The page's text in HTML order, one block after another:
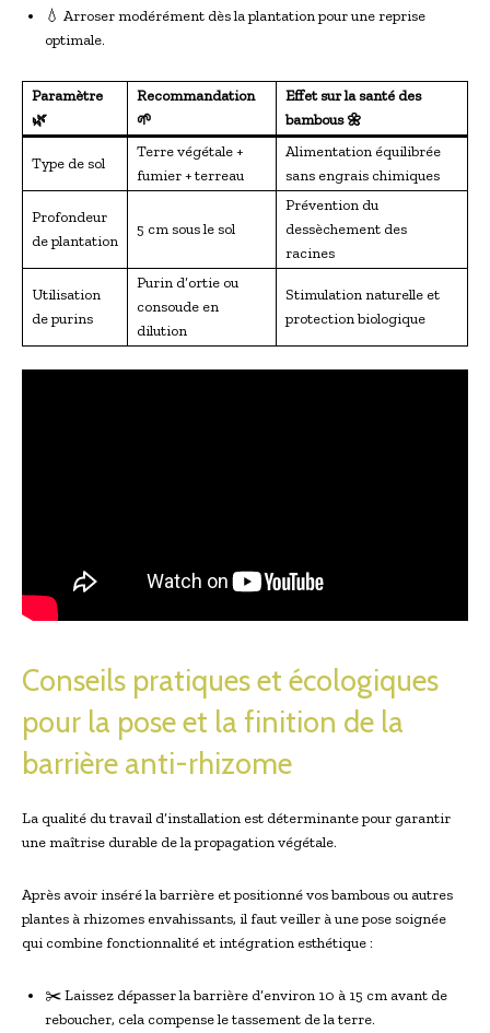
💧 Arroser modérément dès la plantation pour une reprise
optimale.
Paramètre
🌿
Recommandation
🌱
Effet sur la santé des
bambous 🌼
Type de sol
Terre végétale +
fumier + terreau
Alimentation équilibrée
sans engrais chimiques
Profondeur
de plantation
5 cm sous le sol
Prévention du
dessèchement des
racines
Utilisation
de purins
Purin d’ortie ou
consoude en
dilution
Stimulation naturelle et
protection biologique
Conseils pratiques et écologiques
pour la pose et la finition de la
barrière anti-rhizome
La qualité du travail d’installation est déterminante pour garantir
une maîtrise durable de la propagation végétale.
Après avoir inséré la barrière et positionné vos bambous ou autres
plantes à rhizomes envahissants, il faut veiller à une pose soignée
qui combine fonctionnalité et intégration esthétique :
✂️ Laissez dépasser la barrière d’environ 10 à 15 cm avant de
reboucher, cela compense le tassement de la terre.